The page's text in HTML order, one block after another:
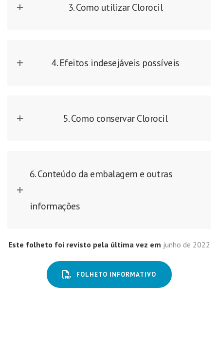
3. Como utilizar Clorocil
4. Efeitos indesejáveis possíveis
5. Como conservar Clorocil
6. Conteúdo da embalagem e outras
informações
Este folheto foi revisto pela última vez em junho de 2022
FOLHETO INFORMATIVO